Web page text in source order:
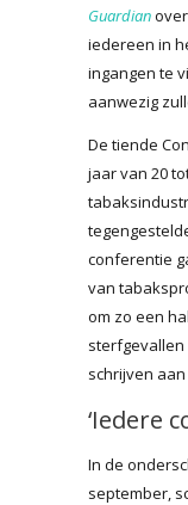
Guardian
iedereen in
ingangen te
aanwezig
De tiende
jaar van 20
conferentie
van
om zo een
sterfgevallen
schrijven
‘Iedere
In de
september,